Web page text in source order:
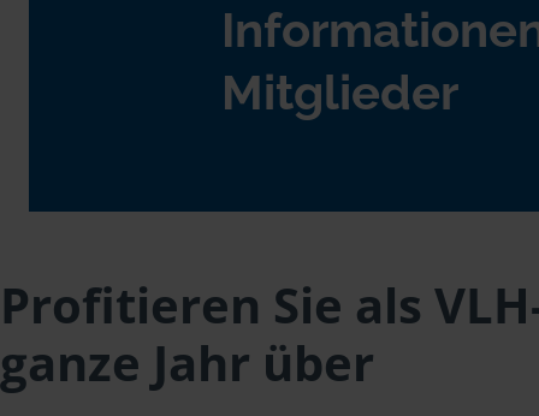
Mitglieder
Profitieren Sie als
ganze Jahr über